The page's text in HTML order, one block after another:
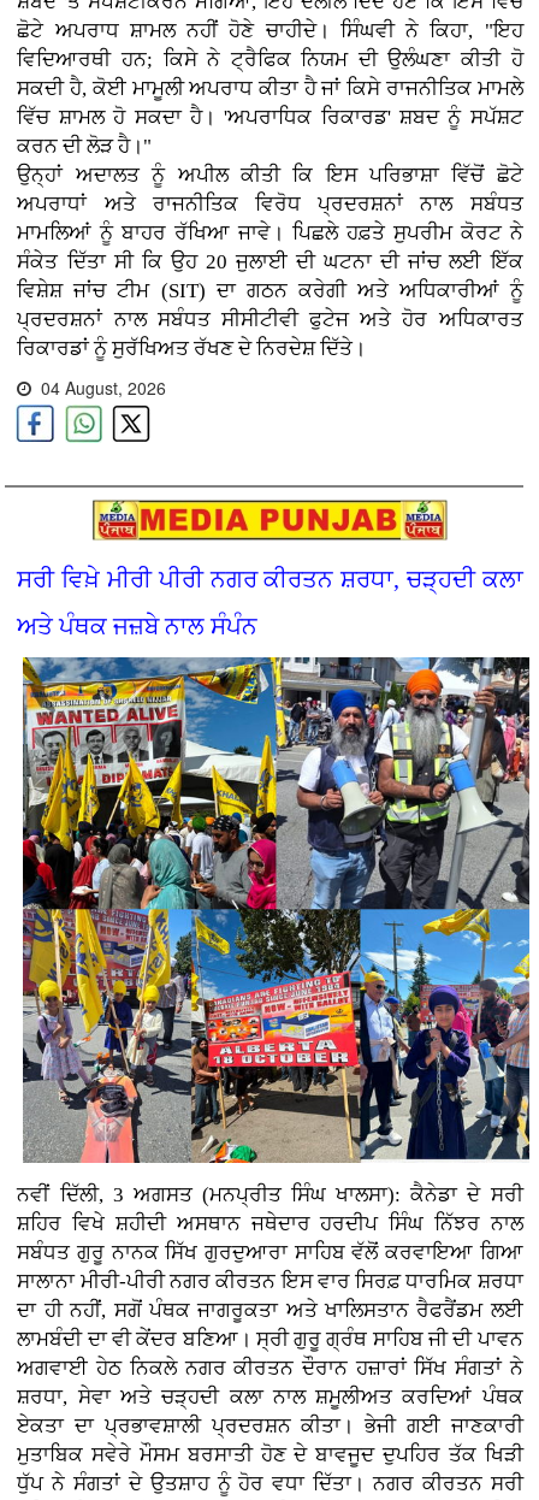
ਛੋਟੇ ਅਪਰਾਧ ਸ਼ਾਮਲ ਨਹੀਂ ਹੋਣੇ ਚਾਹੀਦੇ। ਸਿੰਘਵੀ ਨੇ ਕਿਹਾ, "ਇਹ
ਵਿਦਿਆਰਥੀ ਹਨ; ਕਿਸੇ ਨੇ ਟ੍ਰੈਫਿਕ ਨਿਯਮ ਦੀ ਉਲੰਘਣਾ ਕੀਤੀ ਹੋ
ਸਕਦੀ ਹੈ, ਕੋਈ ਮਾਮੂਲੀ ਅਪਰਾਧ ਕੀਤਾ ਹੈ ਜਾਂ ਕਿਸੇ ਰਾਜਨੀਤਿਕ ਮਾਮਲੇ
ਵਿੱਚ ਸ਼ਾਮਲ ਹੋ ਸਕਦਾ ਹੈ। 'ਅਪਰਾਧਿਕ ਰਿਕਾਰਡ' ਸ਼ਬਦ ਨੂੰ ਸਪੱਸ਼ਟ
ਕਰਨ ਦੀ ਲੋੜ ਹੈ।"
ਉਨ੍ਹਾਂ ਅਦਾਲਤ ਨੂੰ ਅਪੀਲ ਕੀਤੀ ਕਿ ਇਸ ਪਰਿਭਾਸ਼ਾ ਵਿੱਚੋਂ ਛੋਟੇ
ਅਪਰਾਧਾਂ ਅਤੇ ਰਾਜਨੀਤਿਕ ਵਿਰੋਧ ਪ੍ਰਦਰਸ਼ਨਾਂ ਨਾਲ ਸਬੰਧਤ
ਮਾਮਲਿਆਂ ਨੂੰ ਬਾਹਰ ਰੱਖਿਆ ਜਾਵੇ। ਪਿਛਲੇ ਹਫ਼ਤੇ ਸੁਪਰੀਮ ਕੋਰਟ ਨੇ
ਸੰਕੇਤ ਦਿੱਤਾ ਸੀ ਕਿ ਉਹ 20 ਜੁਲਾਈ ਦੀ ਘਟਨਾ ਦੀ ਜਾਂਚ ਲਈ ਇੱਕ
ਵਿਸ਼ੇਸ਼ ਜਾਂਚ ਟੀਮ (SIT) ਦਾ ਗਠਨ ਕਰੇਗੀ ਅਤੇ ਅਧਿਕਾਰੀਆਂ ਨੂੰ
ਪ੍ਰਦਰਸ਼ਨਾਂ ਨਾਲ ਸਬੰਧਤ ਸੀਸੀਟੀਵੀ ਫੁਟੇਜ ਅਤੇ ਹੋਰ ਅਧਿਕਾਰਤ
ਰਿਕਾਰਡਾਂ ਨੂੰ ਸੁਰੱਖਿਅਤ ਰੱਖਣ ਦੇ ਨਿਰਦੇਸ਼ ਦਿੱਤੇ।
04 August, 2026
ਸਰੀ ਵਿਖ਼ੇ ਮੀਰੀ ਪੀਰੀ ਨਗਰ ਕੀਰਤਨ ਸ਼ਰਧਾ, ਚੜ੍ਹਦੀ ਕਲਾ
ਅਤੇ ਪੰਥਕ ਜਜ਼ਬੇ ਨਾਲ ਸੰਪੰਨ
ਨਵੀਂ ਦਿੱਲੀ, 3ਅਗਸਤ (ਮਨਪ੍ਰੀਤ ਸਿੰਘ ਖਾਲਸਾ): ਕੈਨੇਡਾ ਦੇ ਸਰੀ
ਸ਼ਹਿਰ ਵਿਖੇ ਸ਼ਹੀਦੀ ਅਸਥਾਨ ਜਥੇਦਾਰ ਹਰਦੀਪ ਸਿੰਘ ਨਿੱਝਰ ਨਾਲ
ਸਬੰਧਤ ਗੁਰੂ ਨਾਨਕ ਸਿੱਖ ਗੁਰਦੁਆਰਾ ਸਾਹਿਬ ਵੱਲੋਂ ਕਰਵਾਇਆ ਗਿਆ
ਸਾਲਾਨਾ ਮੀਰੀ-ਪੀਰੀ ਨਗਰ ਕੀਰਤਨ ਇਸ ਵਾਰ ਸਿਰਫ਼ ਧਾਰਮਿਕ ਸ਼ਰਧਾ
ਦਾ ਹੀ ਨਹੀਂ, ਸਗੋਂ ਪੰਥਕ ਜਾਗਰੂਕਤਾ ਅਤੇ ਖਾਲਿਸਤਾਨ ਰੈਫਰੈਂਡਮ ਲਈ
ਲਾਮਬੰਦੀ ਦਾ ਵੀ ਕੇਂਦਰ ਬਣਿਆ। ਸ੍ਰੀ ਗੁਰੂ ਗ੍ਰੰਥ ਸਾਹਿਬ ਜੀ ਦੀ ਪਾਵਨ
ਅਗਵਾਈ ਹੇਠ ਨਿਕਲੇ ਨਗਰ ਕੀਰਤਨ ਦੌਰਾਨ ਹਜ਼ਾਰਾਂ ਸਿੱਖ ਸੰਗਤਾਂ ਨੇ
ਸ਼ਰਧਾ, ਸੇਵਾ ਅਤੇ ਚੜ੍ਹਦੀ ਕਲਾ ਨਾਲ ਸ਼ਮੂਲੀਅਤ ਕਰਦਿਆਂ ਪੰਥਕ
ਏਕਤਾ ਦਾ ਪ੍ਰਭਾਵਸ਼ਾਲੀ ਪ੍ਰਦਰਸ਼ਨ ਕੀਤਾ। ਭੇਜੀ ਗਈ ਜਾਣਕਾਰੀ
ਮੁਤਾਬਿਕ ਸਵੇਰੇ ਮੌਸਮ ਬਰਸਾਤੀ ਹੋਣ ਦੇ ਬਾਵਜੂਦ ਦੁਪਹਿਰ ਤੱਕ ਖਿੜੀ
ਧੁੱਪ ਨੇ ਸੰਗਤਾਂ ਦੇ ਉਤਸ਼ਾਹ ਨੂੰ ਹੋਰ ਵਧਾ ਦਿੱਤਾ। ਨਗਰ ਕੀਰਤਨ ਸਰੀ